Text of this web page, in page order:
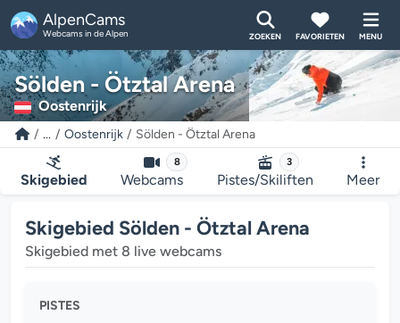
AlpenCams
Webcams in de Alpen ZOEKEN FAVORIETEN MENU
Sölden - Ötztal Arena
Oostenrijk
... Oostenrijk Sölden - Ötztal Arena
Skigebied
8
Webcams
3
Pistes/Skiliften Meer
Skigebied Sölden - Ötztal Arena
Skigebied met 8 live webcams
PISTES